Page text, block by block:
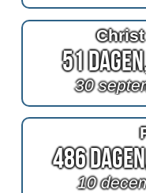
51
30
486
10